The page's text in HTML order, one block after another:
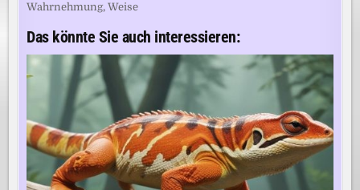
Wahrnehmung,Weise
Das könnte Sie auch interessieren: